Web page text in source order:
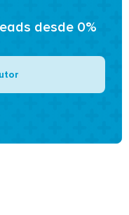
desde 0%